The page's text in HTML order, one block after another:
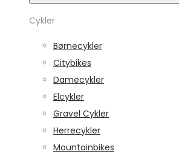
Cykler
Børnecykler
Citybikes
Damecykler
Elcykler
Gravel Cykler
Herrecykler
Mountainbikes